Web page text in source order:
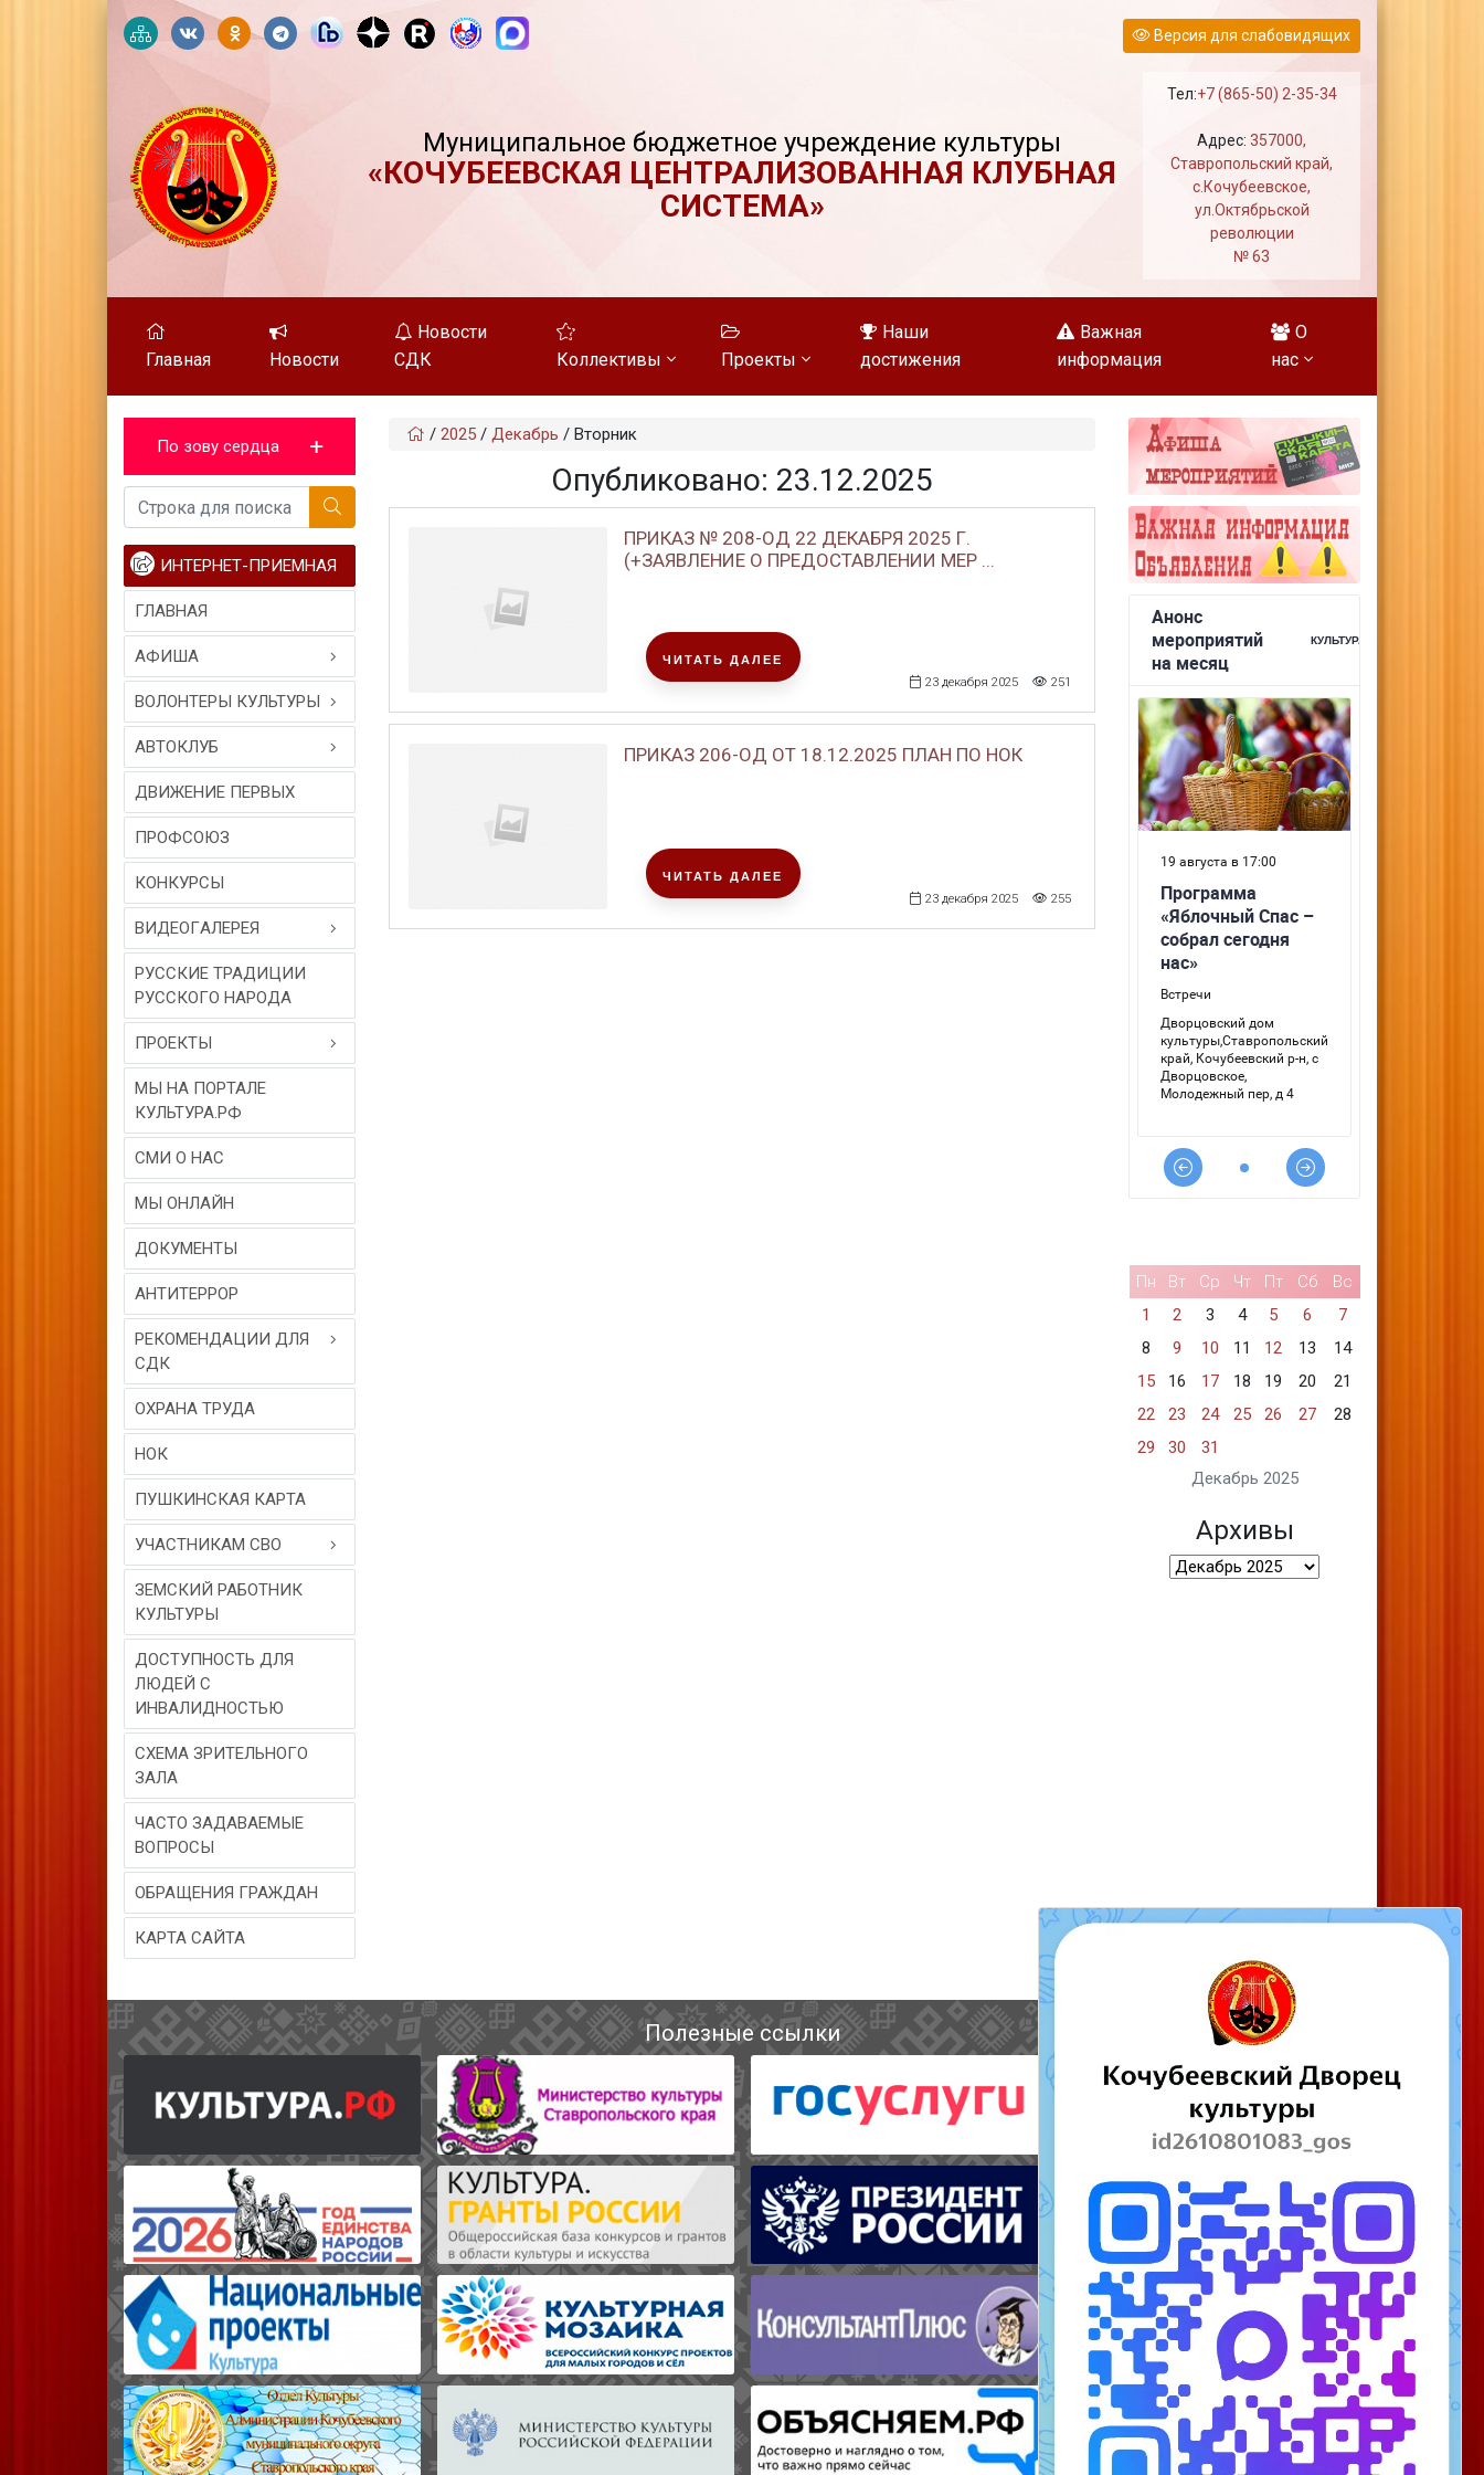
Версия для слабовидящих
Муниципальное бюджетное учреждение культуры
«КОЧУБЕЕВСКАЯ ЦЕНТРАЛИЗОВАННАЯ КЛУБНАЯ
СИСТЕМА»
Тел:+7 (865-50) 2-35-34
Адрес:357000,
Ставропольский край,
с.Кочубеевское,
ул.Октябрьской
революции
№ 63
Главная Новости
Новости
СДК
Коллективы Проекты
Наши
достижения
Важная
информация
О
нас
По зову сердца
ИНТЕРНЕТ-ПРИЕМНАЯ
ГЛАВНАЯ
АФИША
ВОЛОНТЕРЫ КУЛЬТУРЫ
АВТОКЛУБ
ДВИЖЕНИЕ ПЕРВЫХ
ПРОФСОЮЗ
КОНКУРСЫ
ВИДЕОГAЛЕРЕЯ
РУССКИЕ ТРАДИЦИИ
РУССКОГО НАРОДА
ПРОЕКТЫ
МЫ НА ПОРТАЛЕ
КУЛЬТУРА.РФ
СМИ О НАС
МЫ ОНЛАЙН
ДОКУМЕНТЫ
АНТИТЕРРОР
РЕКОМЕНДАЦИИ ДЛЯ
СДК
ОХРАНА ТРУДА
НОК
ПУШКИНСКАЯ КАРТА
УЧАСТНИКАМ СВО
ЗЕМСКИЙ РАБОТНИК
КУЛЬТУРЫ
ДОСТУПНОСТЬ ДЛЯ
ЛЮДЕЙ С
ИНВАЛИДНОСТЬЮ
СХЕМА ЗРИТЕЛЬНОГО
ЗАЛА
ЧАСТО ЗАДАВАЕМЫЕ
ВОПРОСЫ
ОБРАЩЕНИЯ ГРАЖДАН
КАРТА САЙТА
/ 2025/ Декабрь / Вторник
Опубликовано: 23.12.2025
ПРИКАЗ № 208-ОД 22 ДЕКАБРЯ 2025 Г.
(+ЗАЯВЛЕНИЕ О ПРЕДОСТАВЛЕНИИ МЕР ...
23 декабря 2025 251
ЧИТАТЬ ДАЛЕЕ
ПРИКАЗ 206-ОД ОТ 18.12.2025 ПЛАН ПО НОК
23 декабря 2025 255
ЧИТАТЬ ДАЛЕЕ
Декабрь 2025
Пн Вт Ср Чт Пт Сб
Вс
1
2 3 4 5 6
7
8
9 10 11 12 13
14
15
16 17 18 19 20
21
22
23 24 25 26 27
28
29
30 31
Архивы
Архивы
Полезные ссылки